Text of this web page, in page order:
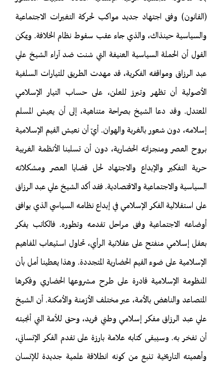
(القانون) وفق اجتهاد جديد مواكب لحركة التغيرات الاجتماعية
والسياسية حينذاك، والذي جاء عقب سقوط نظام الخلافة. ويمكن
القول أن الحملة السياسية العنيفة التي شنت ضد آراء الشيخ علي
عبد الرزاق ومواقفه الفكرية، قد مهدت الطريق للتيارات السلفية
الأصولية أن تظهر وتبرز للعلن، على حساب التيار الإسلامي
المعتدل. وقد دعا الشيخ بصراحة متناهية، إلى أن يعيش المسلم
إسلامه، دون شعور بالغربة والهوان. أيّ أن نعيش القيم الإسلامية
بروح العصر ومنجزاته الحضارية، دون أن تسلبنا الأنظمة الغربية
حرية التفكير والإبداع والاجتهاد لحل قضايا العصر ومشكلاته
السياسية والاجتماعية والاقتصادية. فقد أكد الشيخ علي عبد الرزاق
على استقلالية الفكر الإسلامي في إبداع نظامه السياسي الذي يوافق
أوضاعه الاجتماعية وفق مراحل تقدمه وتطوره. فالكاتب يفكر
بعقل إسلامي منفتح على عقلانية الرأي، تحاول استيعاب المفاهيم
الإسلامية على ضوء القيم الحضارية المتجددة. وهذا يعطينا أمل بأن
المنظومة الإسلامية قادرة على طرح مشروعها الحضاري وفكرها
المتصاعد والناهض بالأمة، عبر مختلف الأزمنة والأمكنة. أن الشيخ
علي عبد الرزاق مفكر إسلامي وطني فريد، وحق للأمة التي أنجبته
أن تفخر به. وسيبقى كتابه علامة بارزة على تقدم الفكر الإنساني،
وأهميته التاريخية تنبع من كونه انطلاقة علمية جديدة للإنسان